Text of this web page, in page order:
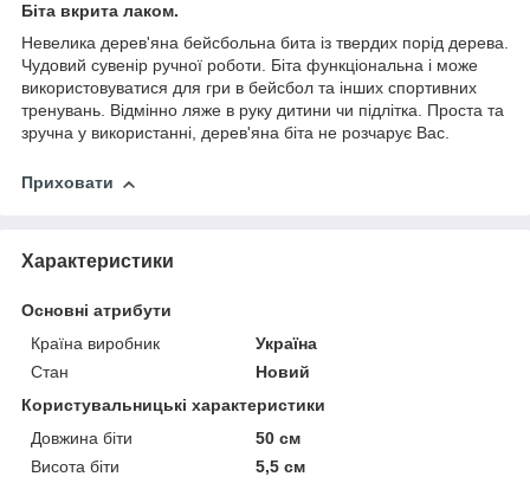
Біта вкрита лаком.
Невелика дерев'яна бейсбольна бита із твердих порід дерева.
Чудовий сувенір ручної роботи. Біта функціональна і може
використовуватися для гри в бейсбол та інших спортивних
тренувань. Відмінно ляже в руку дитини чи підлітка. Проста та
зручна у використанні, дерев'яна біта не розчарує Вас.
Приховати
Характеристики
Основні атрибути
Країна виробник
Україна
Стан
Новий
Користувальницькі характеристики
Довжина біти
50 см
Висота біти
5,5 см